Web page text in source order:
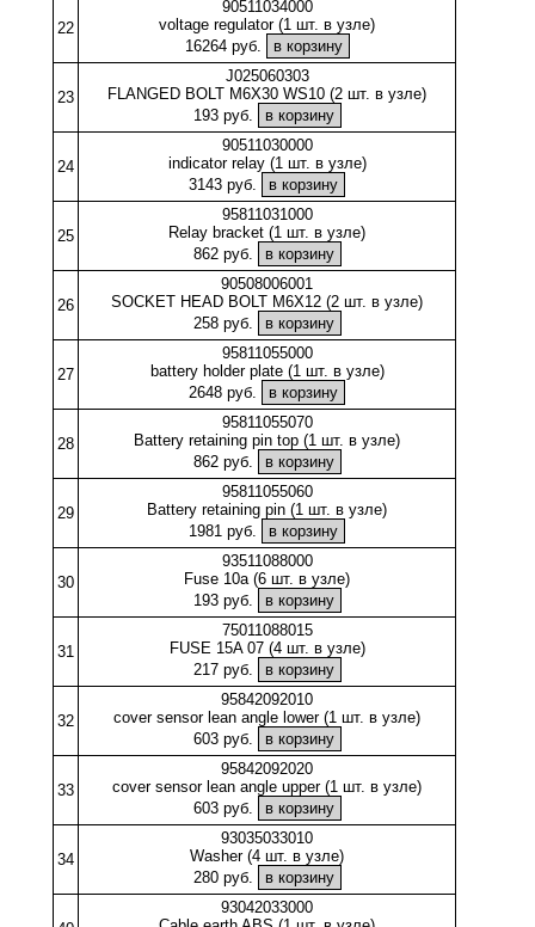
22
90511034000
voltage regulator (1 шт. в узле)
16264 руб.
23
J025060303
FLANGED BOLT M6X30 WS10 (2 шт. в узле)
193 руб.
24
90511030000
indicator relay (1 шт. в узле)
3143 руб.
25
95811031000
Relay bracket (1 шт. в узле)
862 руб.
26
90508006001
SOCKET HEAD BOLT M6X12 (2 шт. в узле)
258 руб.
27
95811055000
battery holder plate (1 шт. в узле)
2648 руб.
28
95811055070
Battery retaining pin top (1 шт. в узле)
862 руб.
29
95811055060
Battery retaining pin (1 шт. в узле)
1981 руб.
30
93511088000
Fuse 10a (6 шт. в узле)
193 руб.
31
75011088015
FUSE 15A 07 (4 шт. в узле)
217 руб.
32
95842092010
cover sensor lean angle lower (1 шт. в узле)
603 руб.
33
95842092020
cover sensor lean angle upper (1 шт. в узле)
603 руб.
34
93035033010
Washer (4 шт. в узле)
280 руб.
93042033000